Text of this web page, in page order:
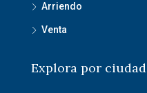
Arriendo
Venta
Explora por ciudad